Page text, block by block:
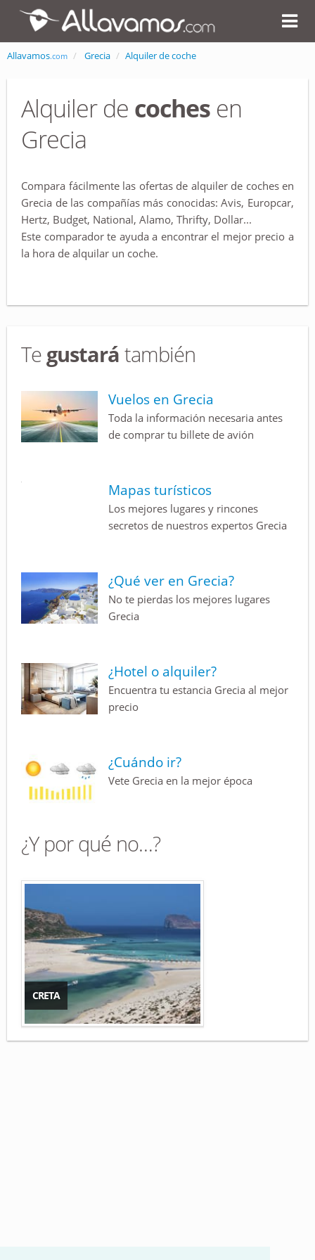
Allavamos.com Grecia Alquiler de coche
Alquiler de coches en
Grecia
Compara fácilmente las ofertas de alquiler de coches en
Grecia de las compañías más conocidas: Avis, Europcar,
Hertz, Budget, National, Alamo, Thrifty, Dollar...
Este comparador te ayuda a encontrar el mejor precio a
la hora de alquilar un coche.
Te gustará también
Vuelos en Grecia
Toda la información necesaria antes
de comprar tu billete de avión
Mapas turísticos
Los mejores lugares y rincones
secretos de nuestros expertos Grecia
¿Qué ver en Grecia?
No te pierdas los mejores lugares
Grecia
¿Hotel o alquiler?
Encuentra tu estancia Grecia al mejor
precio
¿Cuándo ir?
Vete Grecia en la mejor época
¿Y por qué no…?
CRETA